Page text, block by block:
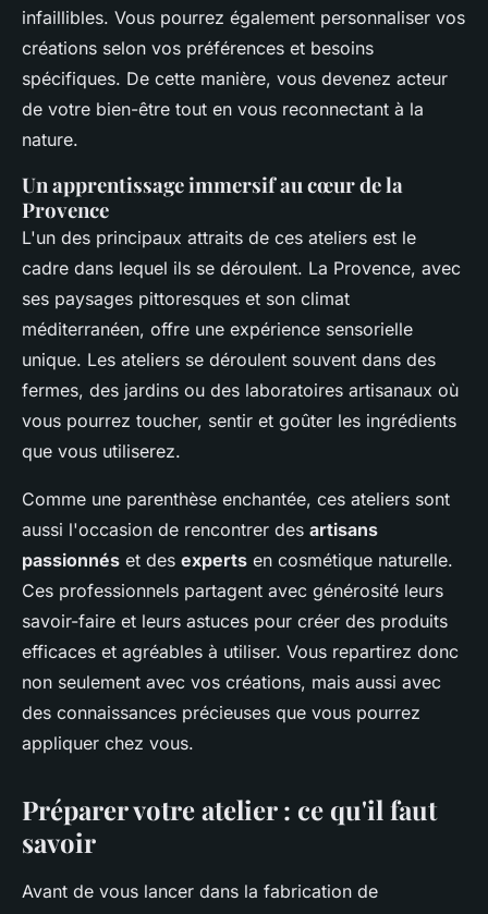
infaillibles. Vous pourrez également personnaliser vos
créations selon vos préférences et besoins
spécifiques. De cette manière, vous devenez acteur
de votre bien-être tout en vous reconnectant à la
nature.
Un apprentissage immersif au cœur de la
Provence
L'un des principaux attraits de ces ateliers est le
cadre dans lequel ils se déroulent. La Provence, avec
ses paysages pittoresques et son climat
méditerranéen, offre une expérience sensorielle
unique. Les ateliers se déroulent souvent dans des
fermes, des jardins ou des laboratoires artisanaux où
vous pourrez toucher, sentir et goûter les ingrédients
que vous utiliserez.
Comme une parenthèse enchantée, ces ateliers sont
aussi l'occasion de rencontrer des artisans
passionnés et des experts en cosmétique naturelle.
Ces professionnels partagent avec générosité leurs
savoir-faire et leurs astuces pour créer des produits
efficaces et agréables à utiliser. Vous repartirez donc
non seulement avec vos créations, mais aussi avec
des connaissances précieuses que vous pourrez
appliquer chez vous.
Préparer votre atelier : ce qu'il faut
savoir
Avant de vous lancer dans la fabrication de